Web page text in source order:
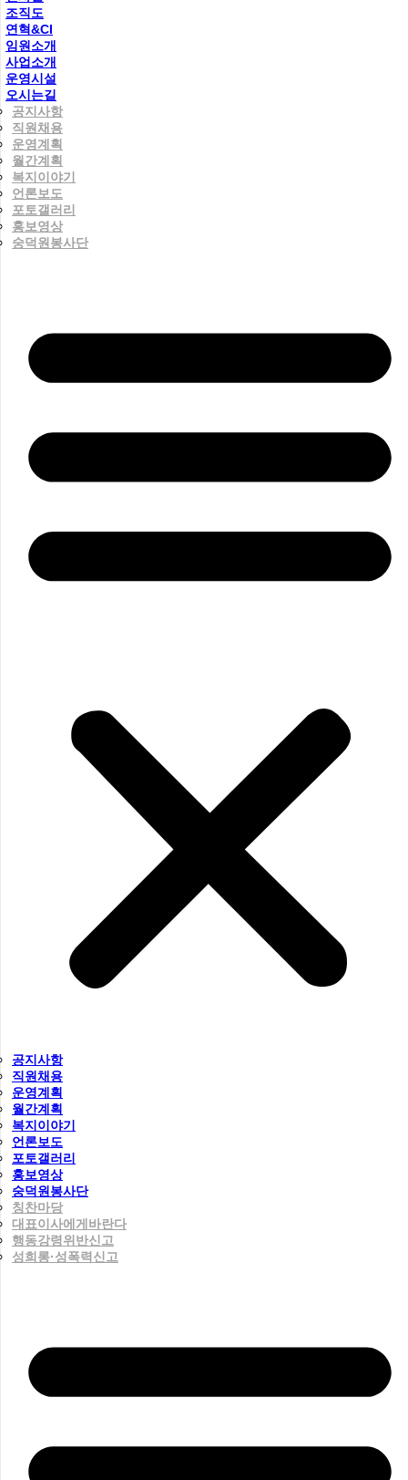
조직도
연혁&CI
임원소개
사업소개
운영시설
오시는길
공지사항
직원채용
운영계획
월간계획
복지이야기
언론보도
포토갤러리
홍보영상
숭덕원봉사단
공지사항
직원채용
운영계획
월간계획
복지이야기
언론보도
포토갤러리
홍보영상
숭덕원봉사단
칭찬마당
대표이사에게바란다
행동강령위반신고
성희롱·성폭력신고